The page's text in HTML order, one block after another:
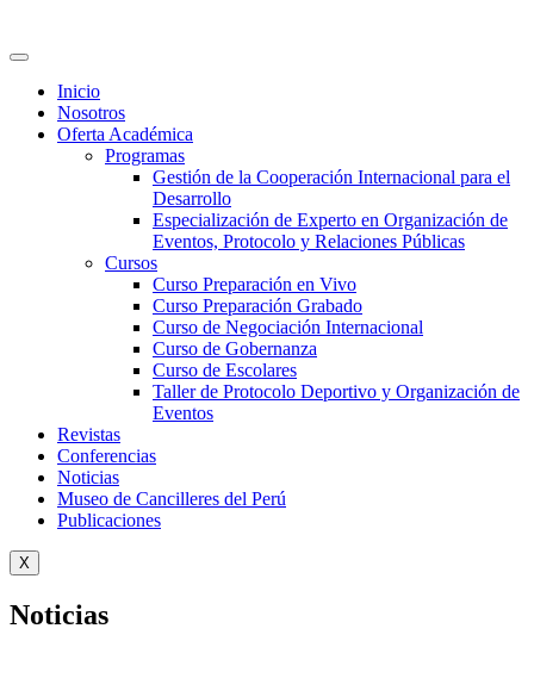
Inicio
Nosotros
Oferta Académica
Programas
Gestión de la Cooperación Internacional para el
Desarrollo
Especialización de Experto en Organización de
Eventos, Protocolo y Relaciones Públicas
Cursos
Curso Preparación en Vivo
Curso Preparación Grabado
Curso de Negociación Internacional
Curso de Gobernanza
Curso de Escolares
Taller de Protocolo Deportivo y Organización de
Eventos
Revistas
Conferencias
Noticias
Museo de Cancilleres del Perú
Publicaciones
X
Noticias